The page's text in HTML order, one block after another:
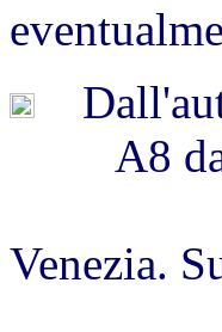
A8 da
alla
Venezia.